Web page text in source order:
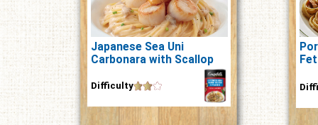
Japanese Sea Uni
Carbonara with Scallop
Difficulty